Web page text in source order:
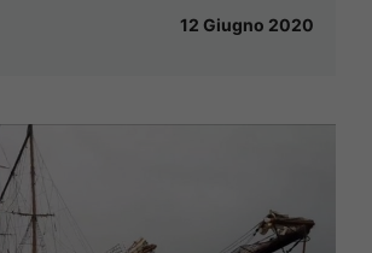
12 Giugno 2020